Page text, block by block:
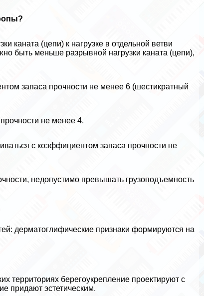
каната (цепи) к нагрузке в отдельной ветви
быть меньше разрывной нагрузки каната (цепи),
запаса прочности не менее 6 (шестикратный
не менее 4.
с коэффициентом запаса прочности не
недопустимо превышать грузоподъемность
дерматоглифические признаки формируются на
территориях берегоукрепление проектируют с
придают эстетическим.